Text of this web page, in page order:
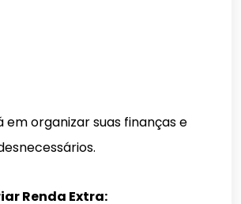
em organizar suas finanças e
Renda Extra: